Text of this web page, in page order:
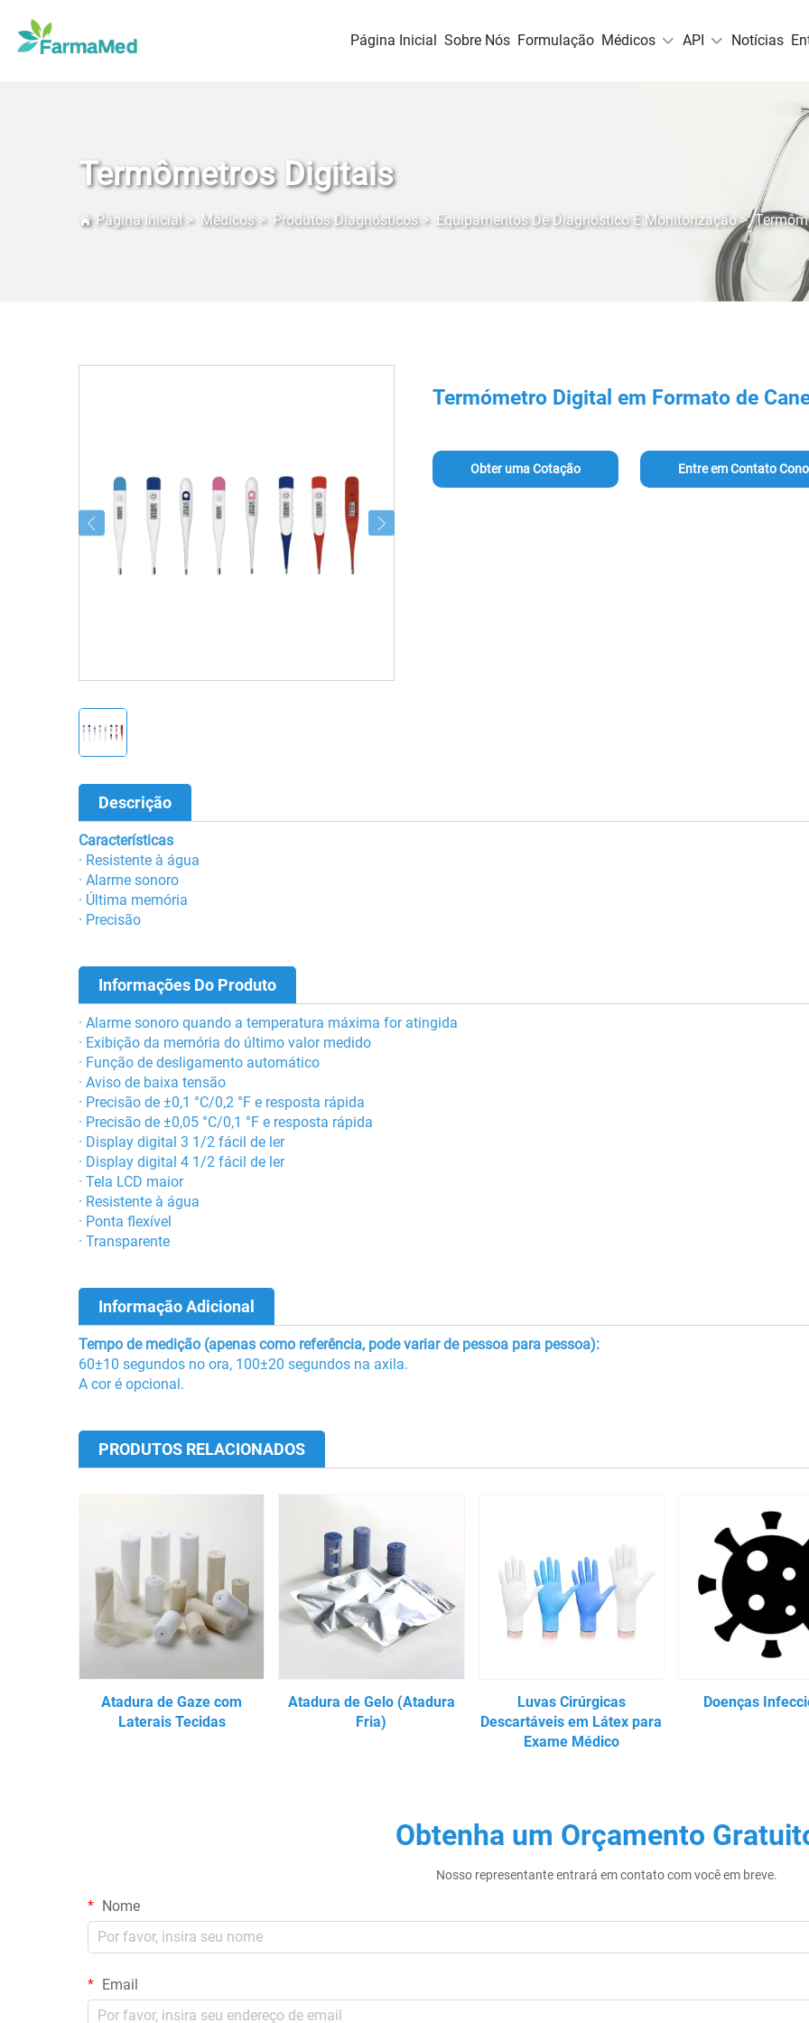
Página Inicial Sobre Nós Formulação Médicos API Notícias
Termômetros Digitais
Página Inicial> Médicos> Produtos Diagnósticos> Equipamentos De Diagnóstico E Monitorização>
Termómetro Digital em Formato de
Obter uma Cotação Entre em Contato
Descrição
Características
· Resistente à água
· Alarme sonoro
· Última memória
· Precisão
Informações Do Produto
· Alarme sonoro quando a temperatura máxima for atingida
· Exibição da memória do último valor medido
· Função de desligamento automático
· Aviso de baixa tensão
· Precisão de ±0,1 °C/0,2 °F e resposta rápida
· Precisão de ±0,05 °C/0,1 °F e resposta rápida
· Display digital 3 1/2 fácil de ler
· Display digital 4 1/2 fácil de ler
· Tela LCD maior
· Resistente à água
· Ponta flexível
· Transparente
Informação Adicional
Tempo de medição (apenas como referência, pode variar de pessoa para pessoa):
60±10 segundos no ora, 100±20 segundos na axila.
A cor é opcional.
PRODUTOS RELACIONADOS
Atadura de Gaze com
Laterais Tecidas
Atadura de Gelo (Atadura
Fria)
Luvas Cirúrgicas
Descartáveis em Látex para
Exame Médico
Doenças
Obtenha um Orçamento
Nosso representante entrará em contato com você em breve.
Nome
Email